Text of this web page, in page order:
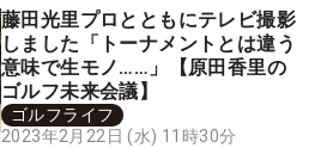
藤田光里プロとともにテレビ撮影
しました「トーナメントとは違う
意味で生モノ……」【原田香里の
ゴルフ未来会議】
ゴルフライフ
2023年2月22日 (水) 11時30分